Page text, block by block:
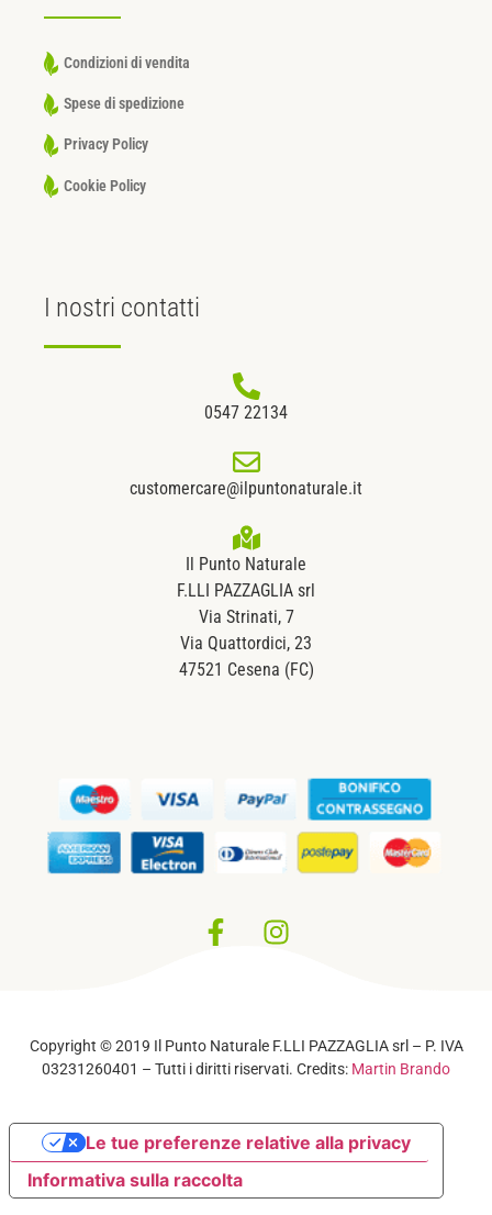
Condizioni di vendita
Spese di spedizione
Privacy Policy
Cookie Policy
I nostri contatti
0547 22134
customercare@ilpuntonaturale.it
Il Punto Naturale
F.LLI PAZZAGLIA srl
Via Strinati, 7
Via Quattordici, 23
47521 Cesena (FC)
Copyright © 2019 Il Punto Naturale F.LLI PAZZAGLIA srl – P. IVA
03231260401 – Tutti i diritti riservati. Credits: Martin Brando
Informativa sulla raccolta
Le tue preferenze relative alla privacy